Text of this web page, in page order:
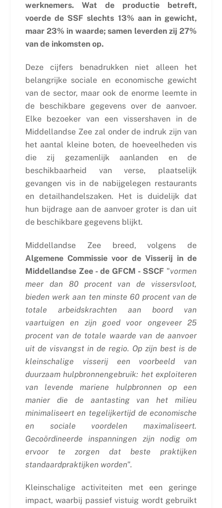
werknemers. Wat de productie betreft,
voerde de SSF slechts 13% aan in gewicht,
maar 23% in waarde; samen leverden zij 27%
van de inkomsten op.
Deze cijfers benadrukken niet alleen het
belangrijke sociale en economische gewicht
van de sector, maar ook de enorme leemte in
de beschikbare gegevens over de aanvoer.
Elke bezoeker van een vissershaven in de
Middellandse Zee zal onder de indruk zijn van
het aantal kleine boten, de hoeveelheden vis
die zij gezamenlijk aanlanden en de
beschikbaarheid van verse, plaatselijk
gevangen vis in de nabijgelegen restaurants
en detailhandelszaken. Het is duidelijk dat
hun bijdrage aan de aanvoer groter is dan uit
de beschikbare gegevens blijkt.
Middellandse Zee breed, volgens de
Algemene Commissie voor de Visserij in de
Middellandse Zee - de GFCM - SSCF "vormen
meer dan 80 procent van de vissersvloot,
bieden werk aan ten minste 60 procent van de
totale arbeidskrachten aan boord van
vaartuigen en zijn goed voor ongeveer 25
procent van de totale waarde van de aanvoer
uit de visvangst in de regio. Op zijn best is de
kleinschalige visserij een voorbeeld van
duurzaam hulpbronnengebruik: het exploiteren
van levende mariene hulpbronnen op een
manier die de aantasting van het milieu
minimaliseert en tegelijkertijd de economische
en sociale voordelen maximaliseert.
Gecoördineerde inspanningen zijn nodig om
ervoor te zorgen dat beste praktijken
standaardpraktijken worden".
Kleinschalige activiteiten met een geringe
impact, waarbij passief vistuig wordt gebruikt